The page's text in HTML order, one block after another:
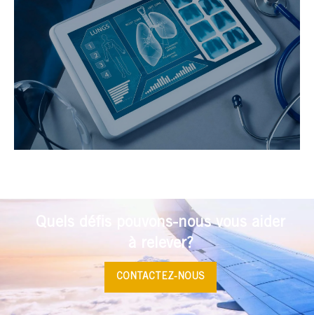
Quels défis pouvons-nous vous aider
à relever?
CONTACTEZ-NOUS